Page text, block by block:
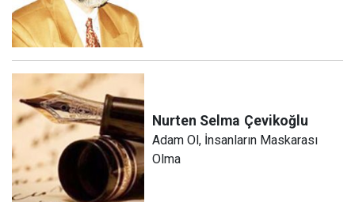
Nurten Selma Çevikoğlu
Adam Ol, İnsanların Maskarası
Olma